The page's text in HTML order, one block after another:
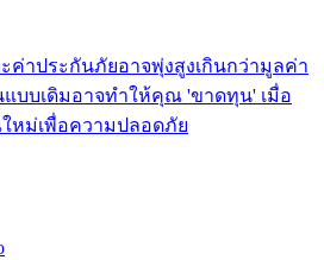
ะค่าประกันภัยอาจพุ่งสูงเกินกว่ามูลค่า
บบเดิมอาจทำให้คุณ 'ขาดทุน' เมื่อ
หม่เพื่อความปลอดภัย